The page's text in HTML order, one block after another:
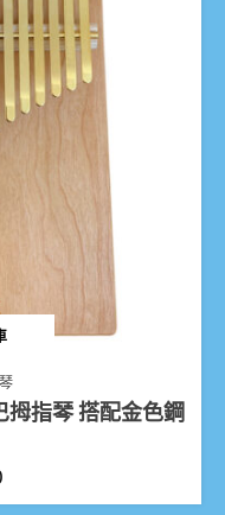
指琴 搭配金色鋼